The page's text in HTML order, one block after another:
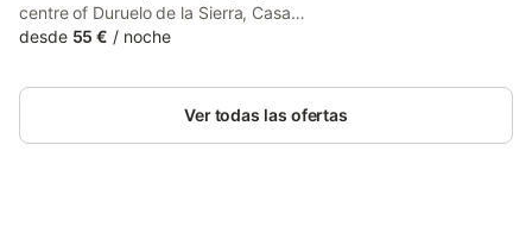
centre of Duruelo de la Sierra, Casa
Rómulo offers rooms with mountain
attractive garden with a terrace. Each
room at Casa Rómulo has simple, rustic
desde 55 € / noche
Ver todas las ofertas